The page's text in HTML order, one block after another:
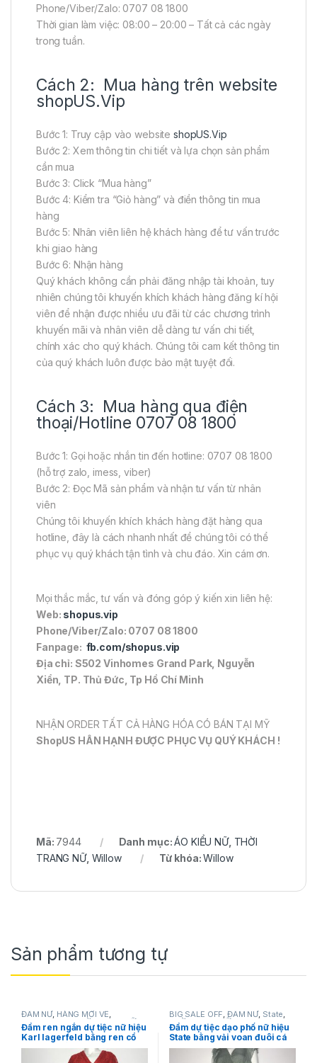
Phone/Viber/Zalo: 0707 08 1800
Thời gian làm việc: 08:00 – 20:00 – Tất cả các ngày
trong tuần.
Cách 2: Mua hàng trên website
shopUS.Vip
Bước 1: Truy cập vào website shopUS.Vip
Bước 2: Xem thông tin chi tiết và lựa chọn sản phẩm
cần mua
Bước 3: Click “Mua hàng”
Bước 4: Kiểm tra “Giỏ hàng” và điền thông tin mua
hàng
Bước 5: Nhân viên liên hệ khách hàng để tư vấn trước
khi giao hàng
Bước 6: Nhận hàng
Quý khách không cần phải đăng nhập tài khoản, tuy
nhiên chúng tôi khuyến khích khách hàng đăng kí hội
viên để nhận được nhiều ưu đãi từ các chương trình
khuyến mãi và nhân viên dễ dàng tư vấn chi tiết,
chính xác cho quý khách. Chúng tôi cam kết thông tin
của quý khách luôn được bảo mật tuyệt đối.
Cách 3: Mua hàng qua điện
thoại/Hotline 0707 08 1800
Bước 1: Gọi hoặc nhắn tin đến hotline: 0707 08 1800
(hỗ trợ zalo, imess, viber)
Bước 2: Đọc Mã sản phẩm và nhận tư vấn từ nhân
viên
Chúng tôi khuyến khích khách hàng đặt hàng qua
hotline, đây là cách nhanh nhất để chúng tôi có thể
phục vụ quý khách tận tình và chu đáo. Xin cám ơn.
Mọi thắc mắc, tư vấn và đóng góp ý kiến xin liên hệ:
Web: shopus.vip
Phone/Viber/Zalo: 0707 08 1800
Fanpage: fb.com/shopus.vip
Địa chỉ: S502 Vinhomes Grand Park, Nguyễn
Xiển, TP. Thủ Đức, Tp Hồ Chí Minh
NHẬN ORDER TẤT CẢ HÀNG HÓA CÓ BÁN TẠI MỸ
ShopUS HÂN HẠNH ĐƯỢC PHỤC VỤ QUÝ KHÁCH !
Mã: 7944 Danh mục:ÁO KIỂU NỮ, THỜI
TRANG NỮ, Willow Từ khóa:Willow
Sản phẩm tương tự
ĐẦM NỮ, HÀNG MỚI VỀ,
Karllagerfeld ,THỜI TRANG NỮ
Đầm ren ngắn dự tiệc nữ hiệu
Karl lagerfeld bằng ren cổ
tim tay ngắn màu đỏ size 2
chính hãng
BIG SALE OFF,ĐẦM NỮ, State,
THỜI TRANG NỮ
Đầm dự tiệc dạo phố nữ hiệu
State bằng vải voan đuôi cá
cực đẹp màu xanh rêu có
họa tiết size XXS chính hãng